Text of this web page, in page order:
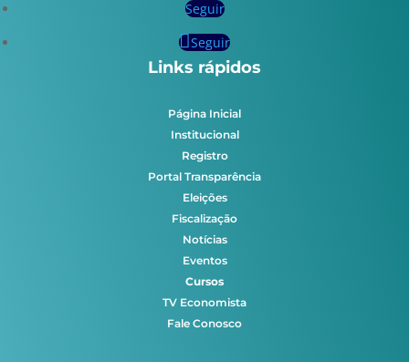
Seguir
Seguir
Links rápidos
Página Inicial
Institucional
Registro
Portal Transparência
Eleições
Fiscalização
Notícias
Eventos
Cursos
TV Economista
Fale Conosco